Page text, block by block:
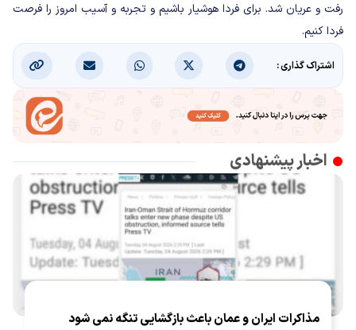
رفت و عریان شد. برای فردا هوشیار باشیم و تجربه و آسیب امروز را فرصت
فردا کنیم.
اشتراک گذاری :
اخبار پیشنهادی
مذاکرات ایران و عمان باعث بازگشایی تنگه نمی شود